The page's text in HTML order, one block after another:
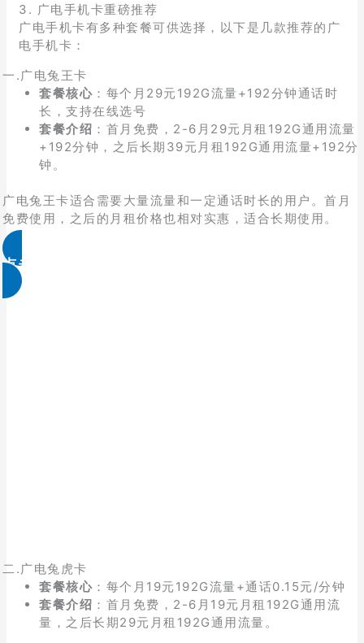
3. 广电手机卡重磅推荐
广电手机卡有多种套餐可供选择，以下是几款推荐的广
电手机卡：
一.广电兔王卡
套餐核心 ：每个月29元192G流量+192分钟通话时
长，支持在线选号
套餐介绍 ：首月免费，2-6月29元月租192G通用流量
+192分钟，之后长期39元月租192G通用流量+192分
钟。
广电兔王卡适合需要大量流量和一定通话时长的用户。首月
免费使用，之后的月租价格也相对实惠，适合长期使用。
点击领取
二.广电兔虎卡
套餐核心 ：每个月19元192G流量+通话0.15元/分钟
套餐介绍 ：首月免费，2-6月19元月租192G通用流
量，之后长期29元月租192G通用流量。